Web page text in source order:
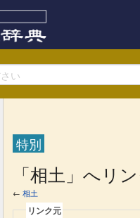
特別
「相土」へリ
←相土
リンク元